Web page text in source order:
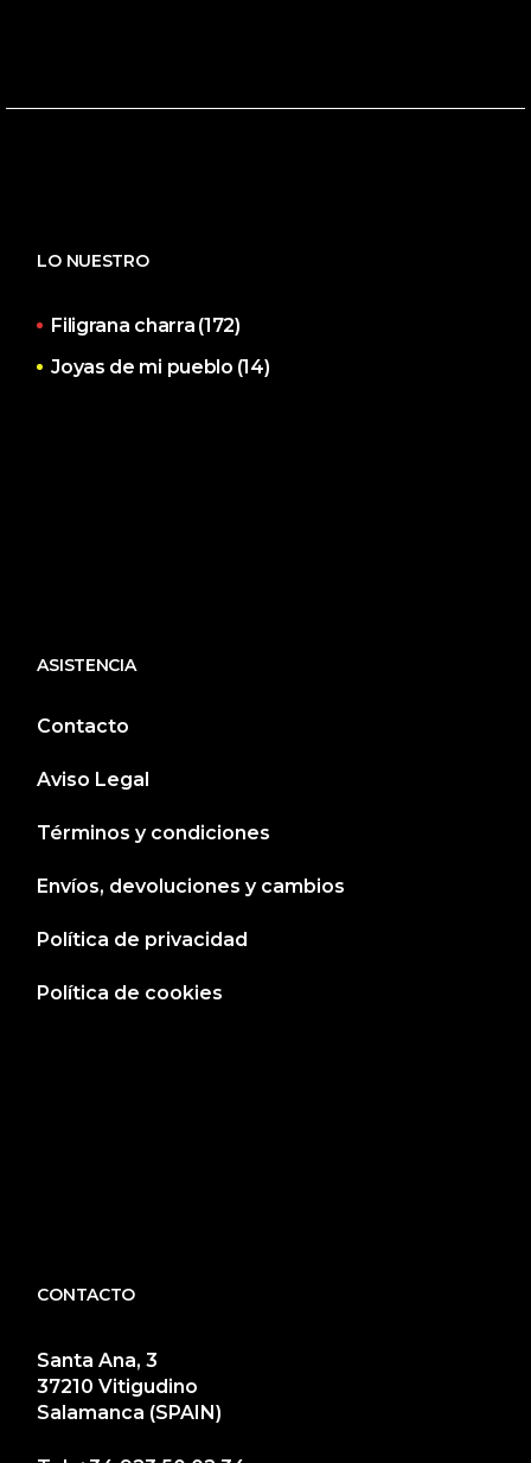
LO NUESTRO
Filigrana charra (172)
Joyas de mi pueblo (14)
ASISTENCIA
Contacto
Aviso Legal
Términos y condiciones
Envíos, devoluciones y cambios
Política de privacidad
Política de cookies
CONTACTO
Santa Ana, 3
37210 Vitigudino
Salamanca (SPAIN)